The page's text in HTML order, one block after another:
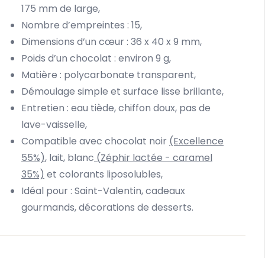
175 mm de large,
Nombre d’empreintes : 15,
Dimensions d’un cœur : 36 x 40 x 9 mm,
Poids d’un chocolat : environ 9 g,
Matière : polycarbonate transparent,
Démoulage simple et surface lisse brillante,
Entretien : eau tiède, chiffon doux, pas de
lave-vaisselle,
Compatible avec chocolat noir (Excellence
55%), lait, blanc (Zéphir lactée - caramel
35%) et colorants liposolubles,
Idéal pour : Saint-Valentin, cadeaux
gourmands, décorations de desserts.